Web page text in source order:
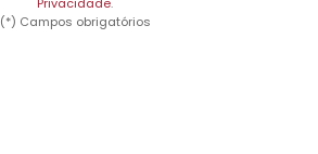
(*) Campos obrigatórios